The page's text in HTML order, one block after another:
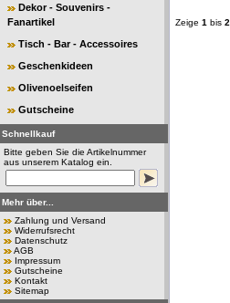
Dekor - Souvenirs -
Fanartikel
Tisch - Bar - Accessoires
Geschenkideen
Olivenoelseifen
Gutscheine
Schnellkauf
Bitte geben Sie die Artikelnummer
aus unserem Katalog ein.
Mehr über...
Zahlung und Versand
Widerrufsrecht
Datenschutz
AGB
Impressum
Gutscheine
Kontakt
Sitemap
Zeige 1 bis 2